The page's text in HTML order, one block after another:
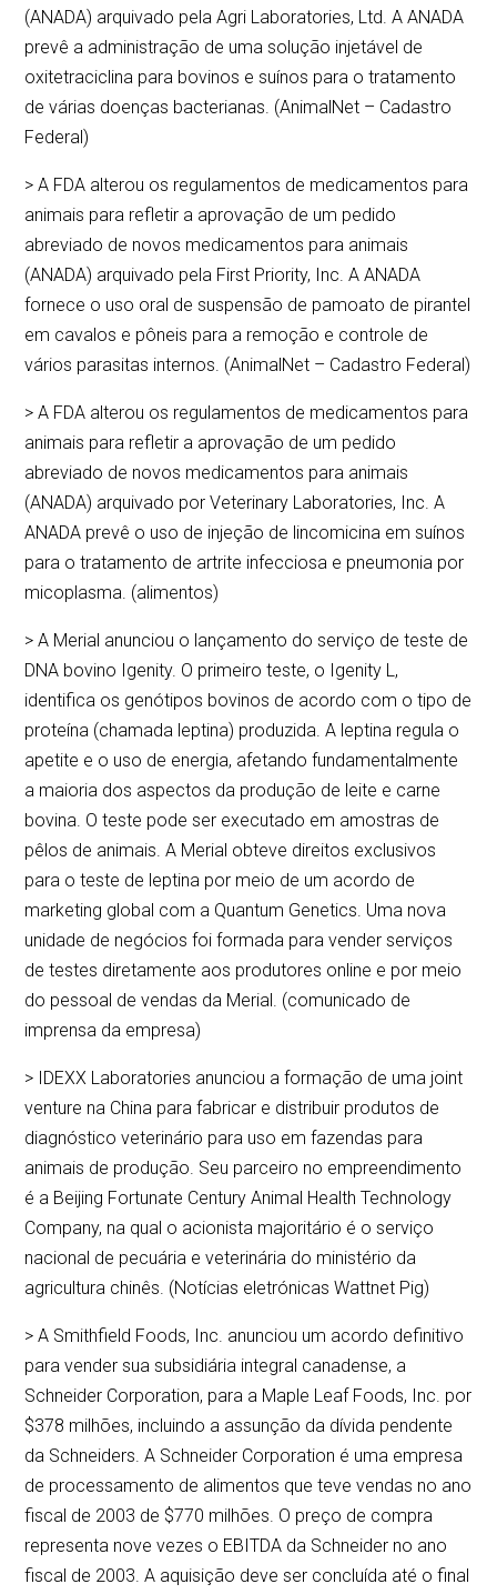
(ANADA) arquivado pela Agri Laboratories, Ltd. A ANADA
prevê a administração de uma solução injetável de
oxitetraciclina para bovinos e suínos para o tratamento
de várias doenças bacterianas. (AnimalNet – Cadastro
Federal)
> A FDA alterou os regulamentos de medicamentos para
animais para refletir a aprovação de um pedido
abreviado de novos medicamentos para animais
(ANADA) arquivado pela First Priority, Inc. A ANADA
fornece o uso oral de suspensão de pamoato de pirantel
em cavalos e pôneis para a remoção e controle de
vários parasitas internos. (AnimalNet – Cadastro Federal)
> A FDA alterou os regulamentos de medicamentos para
animais para refletir a aprovação de um pedido
abreviado de novos medicamentos para animais
(ANADA) arquivado por Veterinary Laboratories, Inc. A
ANADA prevê o uso de injeção de lincomicina em suínos
para o tratamento de artrite infecciosa e pneumonia por
micoplasma. (alimentos)
> A Merial anunciou o lançamento do serviço de teste de
DNA bovino Igenity. O primeiro teste, o Igenity L,
identifica os genótipos bovinos de acordo com o tipo de
proteína (chamada leptina) produzida. A leptina regula o
apetite e o uso de energia, afetando fundamentalmente
a maioria dos aspectos da produção de leite e carne
bovina. O teste pode ser executado em amostras de
pêlos de animais. A Merial obteve direitos exclusivos
para o teste de leptina por meio de um acordo de
marketing global com a Quantum Genetics. Uma nova
unidade de negócios foi formada para vender serviços
de testes diretamente aos produtores online e por meio
do pessoal de vendas da Merial. (comunicado de
imprensa da empresa)
> IDEXX Laboratories anunciou a formação de uma joint
venture na China para fabricar e distribuir produtos de
diagnóstico veterinário para uso em fazendas para
animais de produção. Seu parceiro no empreendimento
é a Beijing Fortunate Century Animal Health Technology
Company, na qual o acionista majoritário é o serviço
nacional de pecuária e veterinária do ministério da
agricultura chinês. (Notícias eletrónicas Wattnet Pig)
> A Smithfield Foods, Inc. anunciou um acordo definitivo
para vender sua subsidiária integral canadense, a
Schneider Corporation, para a Maple Leaf Foods, Inc. por
$378 milhões, incluindo a assunção da dívida pendente
da Schneiders. A Schneider Corporation é uma empresa
de processamento de alimentos que teve vendas no ano
fiscal de 2003 de $770 milhões. O preço de compra
representa nove vezes o EBITDA da Schneider no ano
fiscal de 2003. A aquisição deve ser concluída até o final